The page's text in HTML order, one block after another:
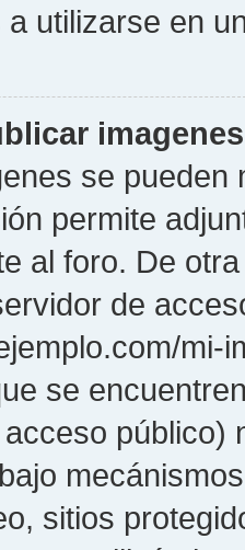
utilizarse en
se pueden
permite
al foro. De
de
mi-
se
público)
sitios